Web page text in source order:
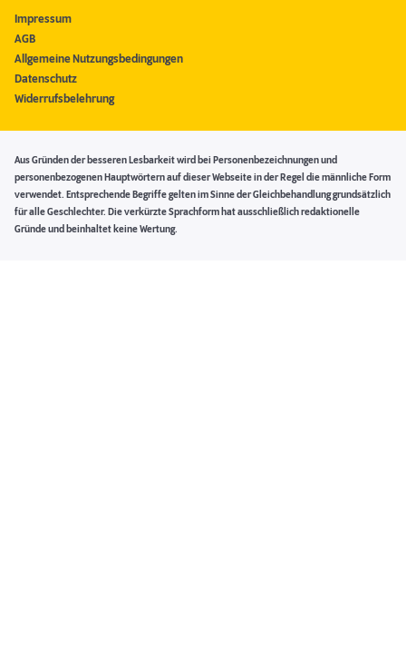
Impressum
AGB
Allgemeine Nutzungsbedingungen
Datenschutz
Widerrufsbelehrung
Aus Gründen der besseren Lesbarkeit wird bei Personenbezeichnungen und
personenbezogenen Hauptwörtern auf dieser Webseite in der Regel die männliche Form
verwendet. Entsprechende Begriffe gelten im Sinne der Gleichbehandlung grundsätzlich
für alle Geschlechter. Die verkürzte Sprachform hat ausschließlich redaktionelle
Gründe und beinhaltet keine Wertung.